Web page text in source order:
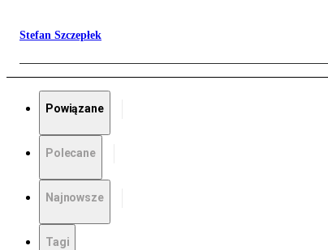
Stefan Szczepłek
Powiązane
Polecane
Najnowsze
Tagi